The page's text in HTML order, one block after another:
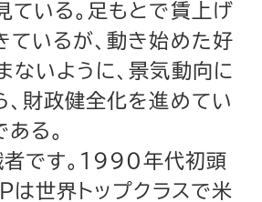
ている。足もとで賃上げ
ているが、動き始めた好
ないように、景気動向に
、財政健全化を進めてい
る。
です。１９９０年代初頭
は世界トップクラスで米